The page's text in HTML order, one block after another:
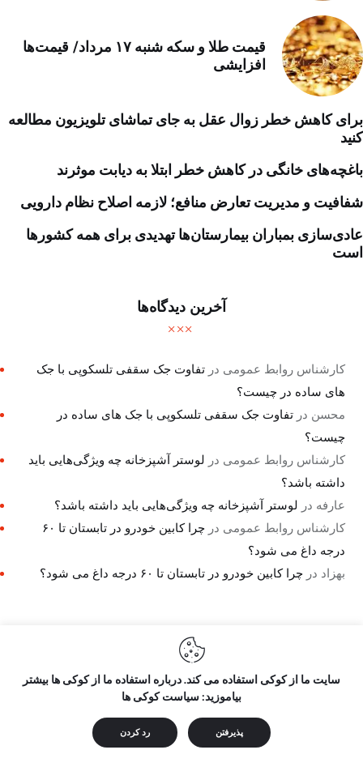
قیمت طلا و سکه شنبه ۱۷ مرداد/ قیمت‌ها
افزایشی
برای کاهش خطر زوال عقل به جای تماشای تلویزیون مطالعه
کنید
باغچه‌های خانگی در کاهش خطر ابتلا به دیابت موثرند
شفافیت و مدیریت تعارض منافع؛ لازمه اصلاح نظام دارویی
عادی‌سازی بمباران بیمارستان‌ها تهدیدی برای همه کشورها
است
آخرین دیدگاه‌ها
کارشناس روابط عمومی درتفاوت جک سقفی تلسکوپی با جک
های ساده در چیست؟
محسن درتفاوت جک سقفی تلسکوپی با جک های ساده در
چیست؟
کارشناس روابط عمومی در لوستر آشپزخانه چه ویژگی‌هایی باید
داشته باشد؟
عارفه در لوستر آشپزخانه چه ویژگی‌هایی باید داشته باشد؟
کارشناس روابط عمومی در
چرا کابین خودرو در تابستان تا ۶۰
درجه داغ می شود؟
بهزاد درچرا کابین خودرو در تابستان تا ۶۰ درجه داغ می شود؟
راه نو نیوز درباره راه‌ نو نیوز
سایت ما از کوکی استفاده می کند. درباره استفاده ما از کوکی ها بیشتر
بیاموزید: سیاست کوکی ها
پذیرفتن رد کردن